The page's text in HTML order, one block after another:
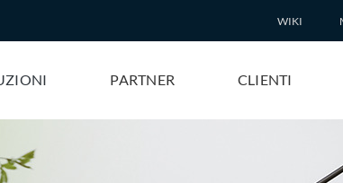
WIKI
PARTNER CLIENTI